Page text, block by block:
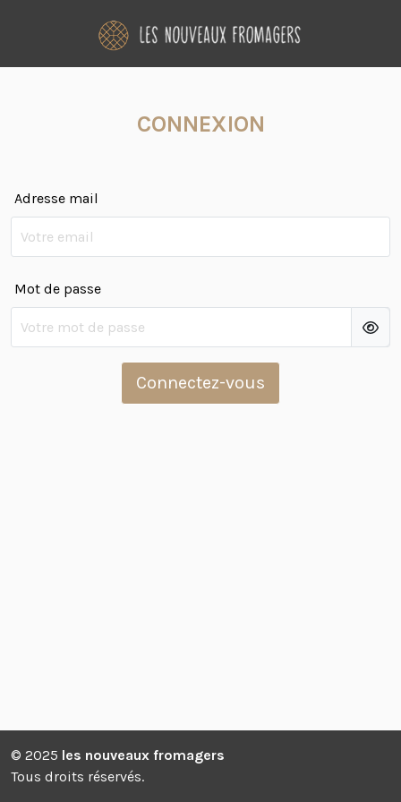
CONNEXION
Adresse mail
Mot de passe
Connectez-vous
© 2025 les nouveaux fromagers
Tous droits réservés.